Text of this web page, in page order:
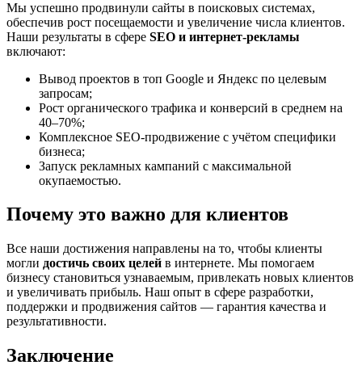
Мы успешно продвинули сайты в поисковых системах,
обеспечив рост посещаемости и увеличение числа клиентов.
Наши результаты в сфере SEO и интернет-рекламы
включают:
Вывод проектов в топ Google и Яндекс по целевым
запросам;
Рост органического трафика и конверсий в среднем на
40–70%;
Комплексное SEO-продвижение с учётом специфики
бизнеса;
Запуск рекламных кампаний с максимальной
окупаемостью.
Почему это важно для клиентов
Все наши достижения направлены на то, чтобы клиенты
могли достичь своих целей в интернете. Мы помогаем
бизнесу становиться узнаваемым, привлекать новых клиентов
и увеличивать прибыль. Наш опыт в сфере разработки,
поддержки и продвижения сайтов — гарантия качества и
результативности.
Заключение